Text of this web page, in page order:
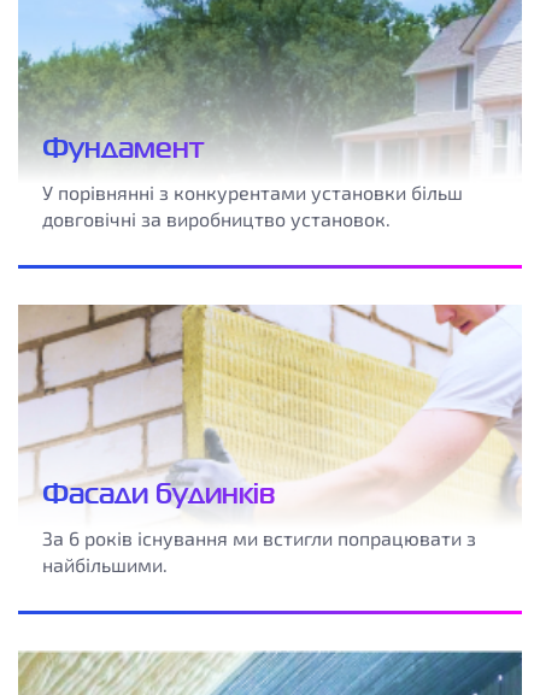
Фундамент
У порівнянні з конкурентами установки більш
довговічні за виробництво установок.
Фасади будинків
За 6 років існування ми встигли попрацювати з
найбільшими.